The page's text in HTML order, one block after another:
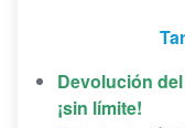
Devolución
¡sin límite!